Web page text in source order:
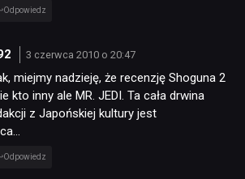
Odpowiedz
3 czerwca 2010 o 20:47
miejmy nadzieję, że recenzję Shoguna 2
kto inny ale MR. JEDI. Ta cała drwina
z Japońskiej kultury jest
Odpowiedz